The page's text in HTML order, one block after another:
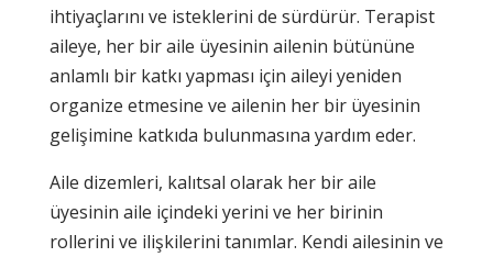
ihtiyaçlarını ve isteklerini de sürdürür. Terapist
aileye, her bir aile üyesinin ailenin bütününe
anlamlı bir katkı yapması için aileyi yeniden
organize etmesine ve ailenin her bir üyesinin
gelişimine katkıda bulunmasına yardım eder.
Aile dizemleri, kalıtsal olarak her bir aile
üyesinin aile içindeki yerini ve her birinin
rollerini ve ilişkilerini tanımlar. Kendi ailesinin ve